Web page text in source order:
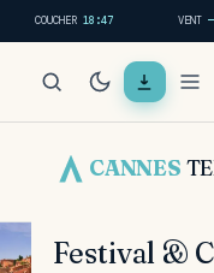
COUCHER18:47 VENT —
CANNES
Festival &